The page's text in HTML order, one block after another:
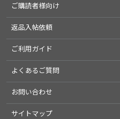
ご購読者様向け
返品入帖依頼
ご利用ガイド
よくあるご質問
お問い合わせ
サイトマップ